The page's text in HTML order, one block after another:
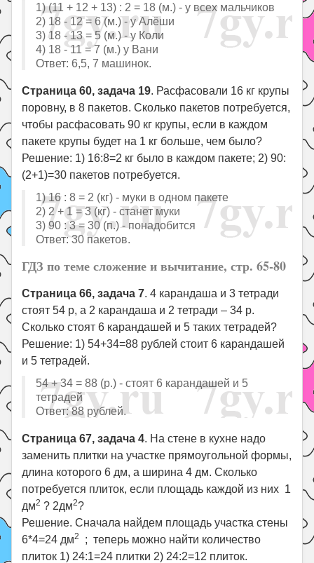
1) (11 + 12 + 13) : 2 = 18 (м.) - у всех мальчиков
2) 18 - 12 = 6 (м.) - у Алёши
3) 18 - 13 = 5 (м.) - у Коли
4) 18 - 11 = 7 (м.) у Вани
Ответ: 6,5, 7 машинок.
Страница 60, задача 19. Расфасовали 16 кг крупы
поровну, в 8 пакетов. Сколько пакетов потребуется,
чтобы расфасовать 90 кг крупы, если в каждом
пакете крупы будет на 1 кг больше, чем было?
Решение: 1) 16:8=2 кг было в каждом пакете; 2) 90:
(2+1)=30 пакетов потребуется.
1) 16 : 8 = 2 (кг) - муки в одном пакете
2) 2 + 1 = 3 (кг) - станет муки
3) 90 : 3 = 30 (п.) - понадобится
Ответ: 30 пакетов.
ГДЗ по теме сложение и вычитание, стр. 65-80
Страница 66, задача 7. 4 карандаша и 3 тетради
стоят 54 р, а 2 карандаша и 2 тетради – 34 р.
Сколько стоят 6 карандашей и 5 таких тетрадей?
Решение: 1) 54+34=88 рублей стоит 6 карандашей
и 5 тетрадей.
54 + 34 = 88 (р.) - стоят 6 карандашей и 5
тетрадей
Ответ: 88 рублей.
Страница 67, задача 4. На стене в кухне надо
заменить плитки на участке прямоугольной формы,
длина которого 6 дм, а ширина 4 дм. Сколько
потребуется плиток, если площадь каждой из них 1
дм2 ? 2дм2?
Решение. Сначала найдем площадь участка стены
6*4=24 дм2
; теперь можно найти количество
плиток 1) 24:1=24 плитки 2) 24:2=12 плиток.